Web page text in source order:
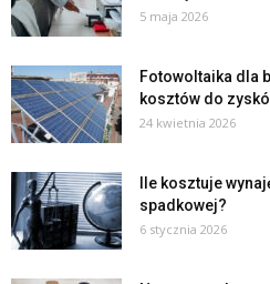
5 maja 2026
Fotowoltaika dla
kosztów do
24 kwietnia 2026
Ile kosztuje
spadkowej?
6 stycznia 2026